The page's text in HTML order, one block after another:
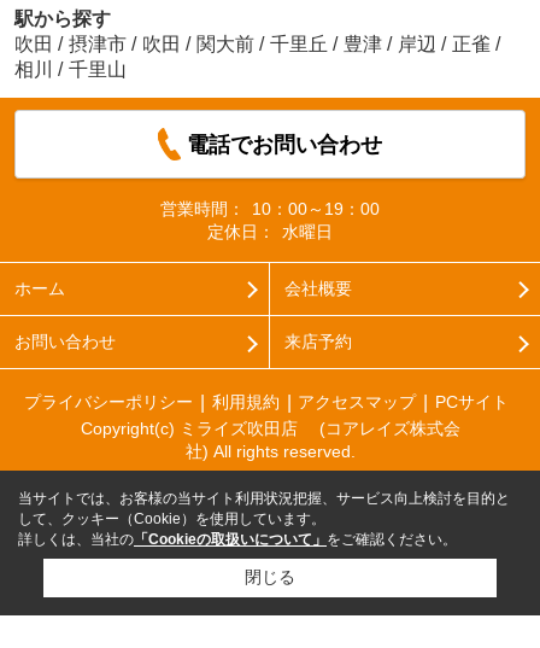
駅から探す
吹田 / 摂津市 / 吹田 / 関大前 / 千里丘 / 豊津 / 岸辺 / 正雀 /
相川
/ 千里山
電話でお問い合わせ
営業時間：
10：00～19：00
定休日：
水曜日
ホーム 会社概要
お問い合わせ 来店予約
プライバシーポリシー 利用規約 アクセスマップ
PCサイト
Copyright(c) ミライズ吹田店 (コアレイズ株式会
社) All rights reserved.
当サイトでは、お客様の当サイト利用状況把握、サービス向上検討を目的と
して、クッキー（Cookie）を使用しています。
詳しくは、当社の 「Cookieの取扱いについて」 をご確認ください。
閉じる